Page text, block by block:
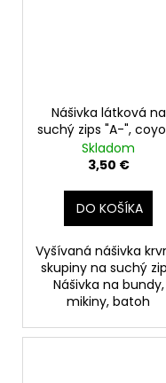
Nášivka látková na
suchý zips "A-",
Skladom
3,50 €
DO KOŠÍKA
Vyšívaná nášivka
skupiny na suchý
Nášivka na bundy,
mikiny, batoh